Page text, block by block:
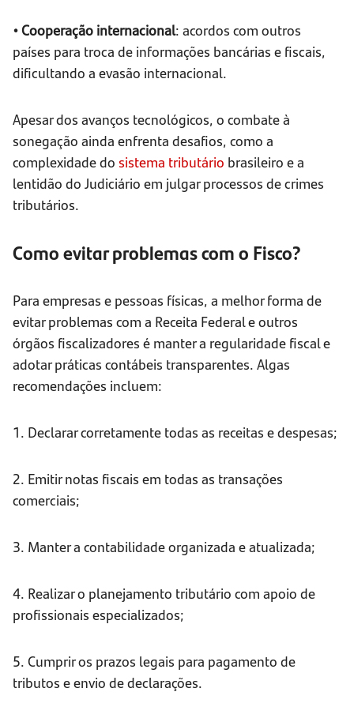
• Cooperação internacional: acordos com outros
países para troca de informações bancárias e fiscais,
dificultando a evasão internacional.
Apesar dos avanços tecnológicos, o combate à
sonegação ainda enfrenta desafios, como a
complexidade do sistema tributário brasileiro e a
lentidão do Judiciário em julgar processos de crimes
tributários.
Como evitar problemas com o Fisco?
Para empresas e pessoas físicas, a melhor forma de
evitar problemas com a Receita Federal e outros
órgãos fiscalizadores é manter a regularidade fiscal e
adotar práticas contábeis transparentes. Algas
recomendações incluem:
1. Declarar corretamente todas as receitas e despesas;
2. Emitir notas fiscais em todas as transações
comerciais;
3. Manter a contabilidade organizada e atualizada;
4. Realizar o planejamento tributário com apoio de
profissionais especializados;
5. Cumprir os prazos legais para pagamento de
tributos e envio de declarações.